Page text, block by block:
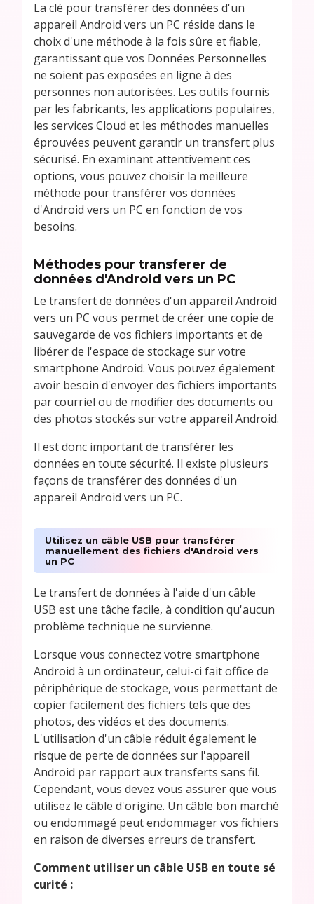
La clé pour transférer des données d'un
appareil Android vers un PC réside dans le
choix d'une méthode à la fois sûre et fiable,
garantissant que vos Données Personnelles
ne soient pas exposées en ligne à des
personnes non autorisées. Les outils fournis
par les fabricants, les applications populaires,
les services Cloud et les méthodes manuelles
éprouvées peuvent garantir un transfert plus
sécurisé. En examinant attentivement ces
options, vous pouvez choisir la meilleure
méthode pour transférer vos données
d'Android vers un PC en fonction de vos
besoins.
Méthodes pour transferer de
données d'Android vers un PC
Le transfert de données d'un appareil Android
vers un PC vous permet de créer une copie de
sauvegarde de vos fichiers importants et de
libérer de l'espace de stockage sur votre
smartphone Android. Vous pouvez également
avoir besoin d'envoyer des fichiers importants
par courriel ou de modifier des documents ou
des photos stockés sur votre appareil Android.
Il est donc important de transférer les
données en toute sécurité. Il existe plusieurs
façons de transférer des données d'un
appareil Android vers un PC.
Utilisez un câble USB pour transférer
manuellement des fichiers d'Android vers
un PC
Le transfert de données à l'aide d'un câble
USB est une tâche facile, à condition qu'aucun
problème technique ne survienne.
Lorsque vous connectez votre smartphone
Android à un ordinateur, celui-ci fait office de
périphérique de stockage, vous permettant de
copier facilement des fichiers tels que des
photos, des vidéos et des documents.
L'utilisation d'un câble réduit également le
risque de perte de données sur l'appareil
Android par rapport aux transferts sans fil.
Cependant, vous devez vous assurer que vous
utilisez le câble d'origine. Un câble bon marché
ou endommagé peut endommager vos fichiers
en raison de diverses erreurs de transfert.
Comment utiliser un câble USB en toute sé
curité :